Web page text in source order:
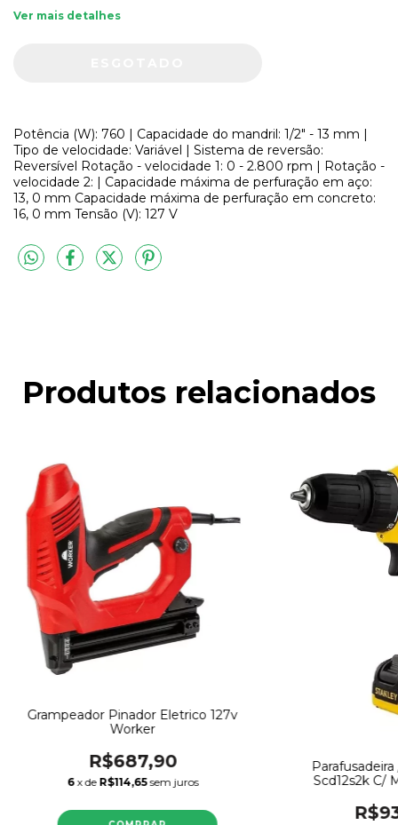
Ver mais detalhes
Potência (W): 760 | Capacidade do mandril: 1/2" - 13 mm |
Tipo de velocidade: Variável | Sistema de reversão:
Reversível Rotação - velocidade 1: 0 - 2.800 rpm | Rotação -
velocidade 2: | Capacidade máxima de perfuração em aço:
13, 0 mm Capacidade máxima de perfuração em concreto:
16, 0 mm Tensão (V): 127 V
Produtos relacionados
Grampeador Pinador Eletrico 127v
Worker
R$687,90
6 x de R$114,65 sem juros
Parafusadeira
Scd12s2k C/